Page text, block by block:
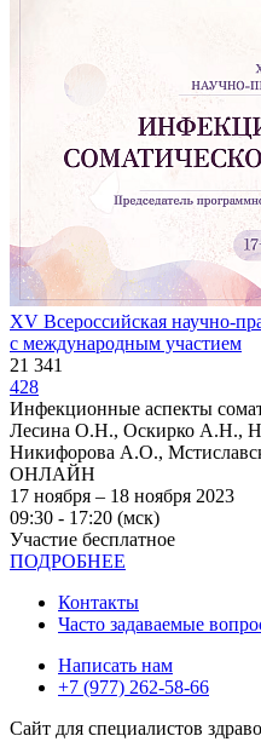
XV Всероссийская научно-
с международным участием
21 341
428
Инфекционные аспекты
Лесина О.Н., Оскирко А.Н.,
Никифорова А.О.,
ОНЛАЙН
17 ноября – 18 ноября 2023
09:30 - 17:20 (мск)
Участие бесплатное
ПОДРОБНЕЕ
Контакты
Часто задаваемые
Написать нам
+7 (977) 262-58-66
Сайт для специалистов